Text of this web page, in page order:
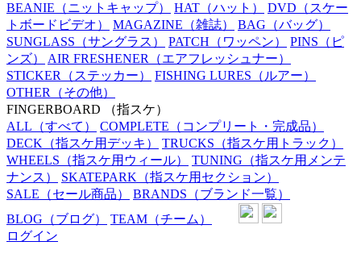
BEANIE （ニットキャップ） HAT （ハット） DVD （スケー
トボードビデオ）
MAGAZINE （雑誌） BAG （バッグ）
SUNGLASS （サングラス） PATCH （ワッペン） PINS （ピ
ンズ）
AIR FRESHENER （エアフレッシュナー）
STICKER （ステッカー） FISHING LURES （ルアー）
OTHER （その他）
FINGERBOARD
（指スケ）
ALL （すべて） COMPLETE （コンプリート・完成品）
DECK （指スケ用デッキ） TRUCKS （指スケ用トラック）
WHEELS （指スケ用ウィール） TUNING （指スケ用メンテ
ナンス）
SKATEPARK （指スケ用セクション）
SALE （セール商品） BRANDS （ブランド一覧）
BLOG （ブログ） TEAM （チーム）
ログイン